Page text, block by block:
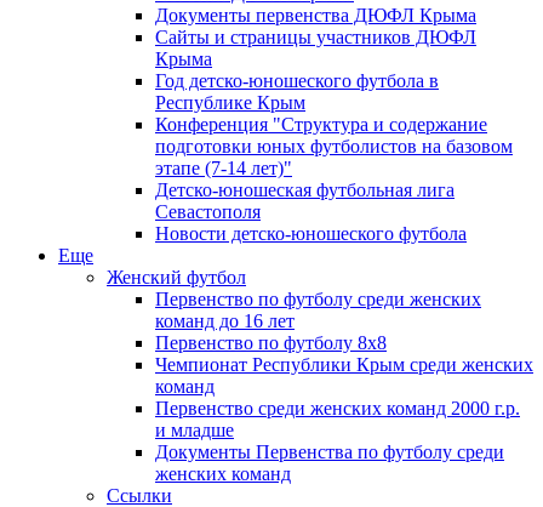
Документы первенства ДЮФЛ Крыма
Сайты и страницы участников ДЮФЛ
Крыма
Год детско-юношеского футбола в
Республике Крым
Конференция "Структура и содержание
подготовки юных футболистов на базовом
этапе (7-14 лет)"
Детско-юношеская футбольная лига
Севастополя
Новости детско-юношеского футбола
Еще
Женский футбол
Первенство по футболу среди женских
команд до 16 лет
Первенство по футболу 8х8
Чемпионат Республики Крым среди женских
команд
Первенство среди женских команд 2000 г.р.
и младше
Документы Первенства по футболу среди
женских команд
Ссылки